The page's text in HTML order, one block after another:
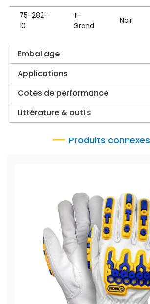
75-282-
10
T-
Grand
Noir
Emballage
Applications
Cotes de performance
Littérature & outils
Produits connexes